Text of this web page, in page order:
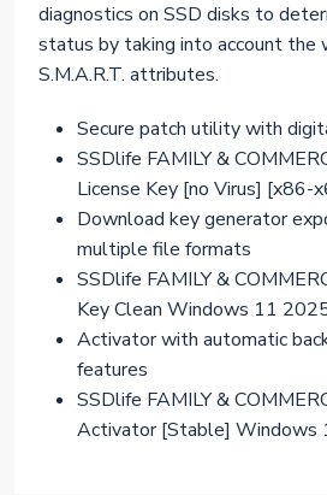
diagnostics on SSD disks to
status by taking into account the
S.M.A.R.T. attributes.
Secure patch utility with
SSDlife FAMILY &
License Key [no Virus] [x86-
Download key generator
multiple file formats
SSDlife FAMILY &
Key Clean Windows 11
Activator with automatic
features
SSDlife FAMILY &
Activator [Stable] Windows